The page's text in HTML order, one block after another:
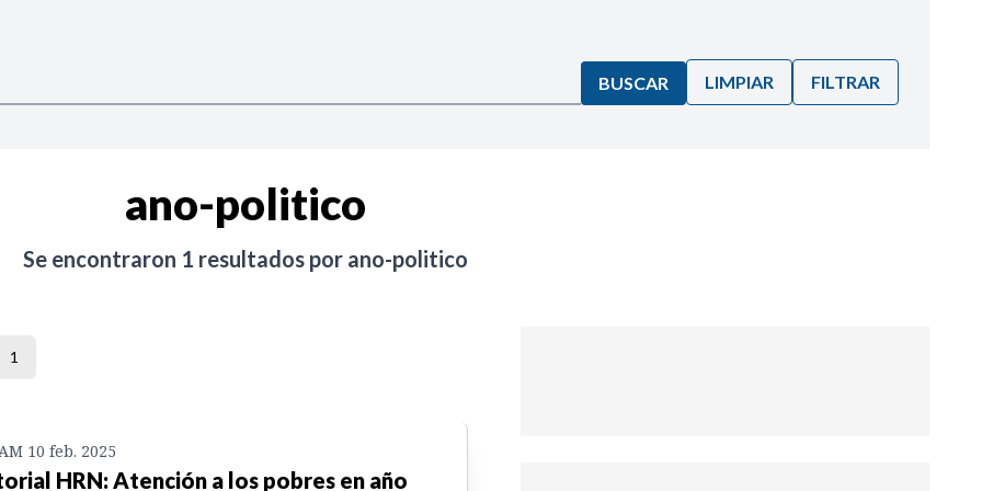
BUSCAR LIMPIAR FILTRAR
ano-politico
Se encontraron 1 resultados por ano-politico
1
10 feb. 2025
HRN: Atención a los pobres en año